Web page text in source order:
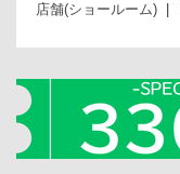
店舗(ショールーム)